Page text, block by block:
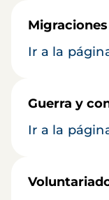
Migraciones
Ir a la
Guerra y
Ir a la